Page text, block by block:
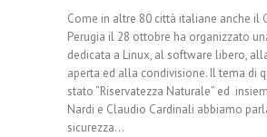
Come in altre 80 città italiane anche il
Perugia il 28 ottobre ha organizzato
dedicata a Linux, al software libero,
aperta ed alla condivisione. Il tema di
stato “Riservatezza Naturale” ed
Nardi e Claudio Cardinali abbiamo
sicurezza…